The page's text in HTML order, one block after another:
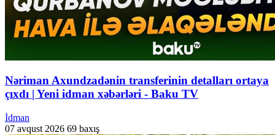
Nəriman Axundzadənin transferinin detalları ortaya
çıxdı | Yeni idman xəbərləri - Baku TV
İdman
07 avqust 2026 69 baxış